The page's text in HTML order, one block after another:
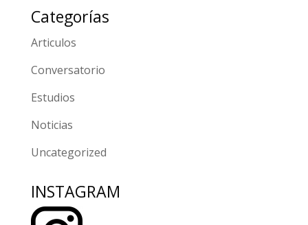
Categorías
Articulos
Conversatorio
Estudios
Noticias
Uncategorized
INSTAGRAM